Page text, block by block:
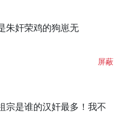
朱奸荣鸡的狗崽无
屏蔽
宗是谁的汉奸最多！我不